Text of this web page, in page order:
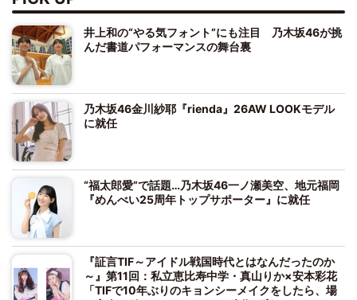
井上和の“やる気フォント”にも注目 乃木坂46が挑
んだ書道パフォーマンスの舞台裏
乃木坂46金川紗耶『rienda』26AW LOOKモデル
に就任
“福太郎愛”で話題…乃木坂46一ノ瀬美空、地元福岡
『めんべい25周年トップサポーター』に就任
『証言TIF～アイドル戦国時代とはなんだったのか
～』第11回：私立恵比寿中学・真山りか×安本彩花
「TIFで10年ぶりのキョンシーメイクをしたら、場